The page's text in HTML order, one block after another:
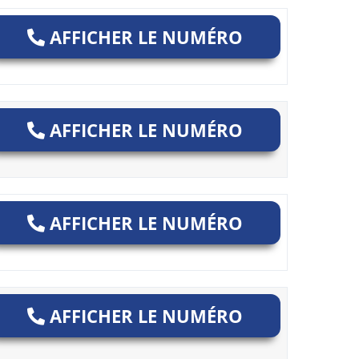
AFFICHER LE NUMÉRO
AFFICHER LE NUMÉRO
AFFICHER LE NUMÉRO
AFFICHER LE NUMÉRO